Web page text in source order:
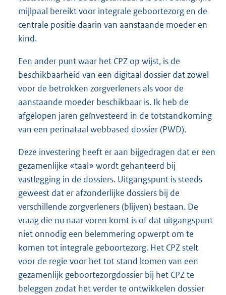
mijlpaal bereikt voor integrale geboortezorg en de
centrale positie daarin van aanstaande moeder en
kind.
Een ander punt waar het CPZ op wijst, is de
beschikbaarheid van een digitaal dossier dat zowel
voor de betrokken zorgverleners als voor de
aanstaande moeder beschikbaar is. Ik heb de
afgelopen jaren geïnvesteerd in de totstandkoming
van een perinataal webbased dossier (PWD).
Deze investering heeft er aan bijgedragen dat er een
gezamenlijke «taal» wordt gehanteerd bij
vastlegging in de dossiers. Uitgangspunt is steeds
geweest dat er afzonderlijke dossiers bij de
verschillende zorgverleners (blijven) bestaan. De
vraag die nu naar voren komt is of dat uitgangspunt
niet onnodig een belemmering opwerpt om te
komen tot integrale geboortezorg. Het CPZ stelt
voor de regie voor het tot stand komen van een
gezamenlijk geboortezorgdossier bij het CPZ te
beleggen zodat het verder te ontwikkelen dossier